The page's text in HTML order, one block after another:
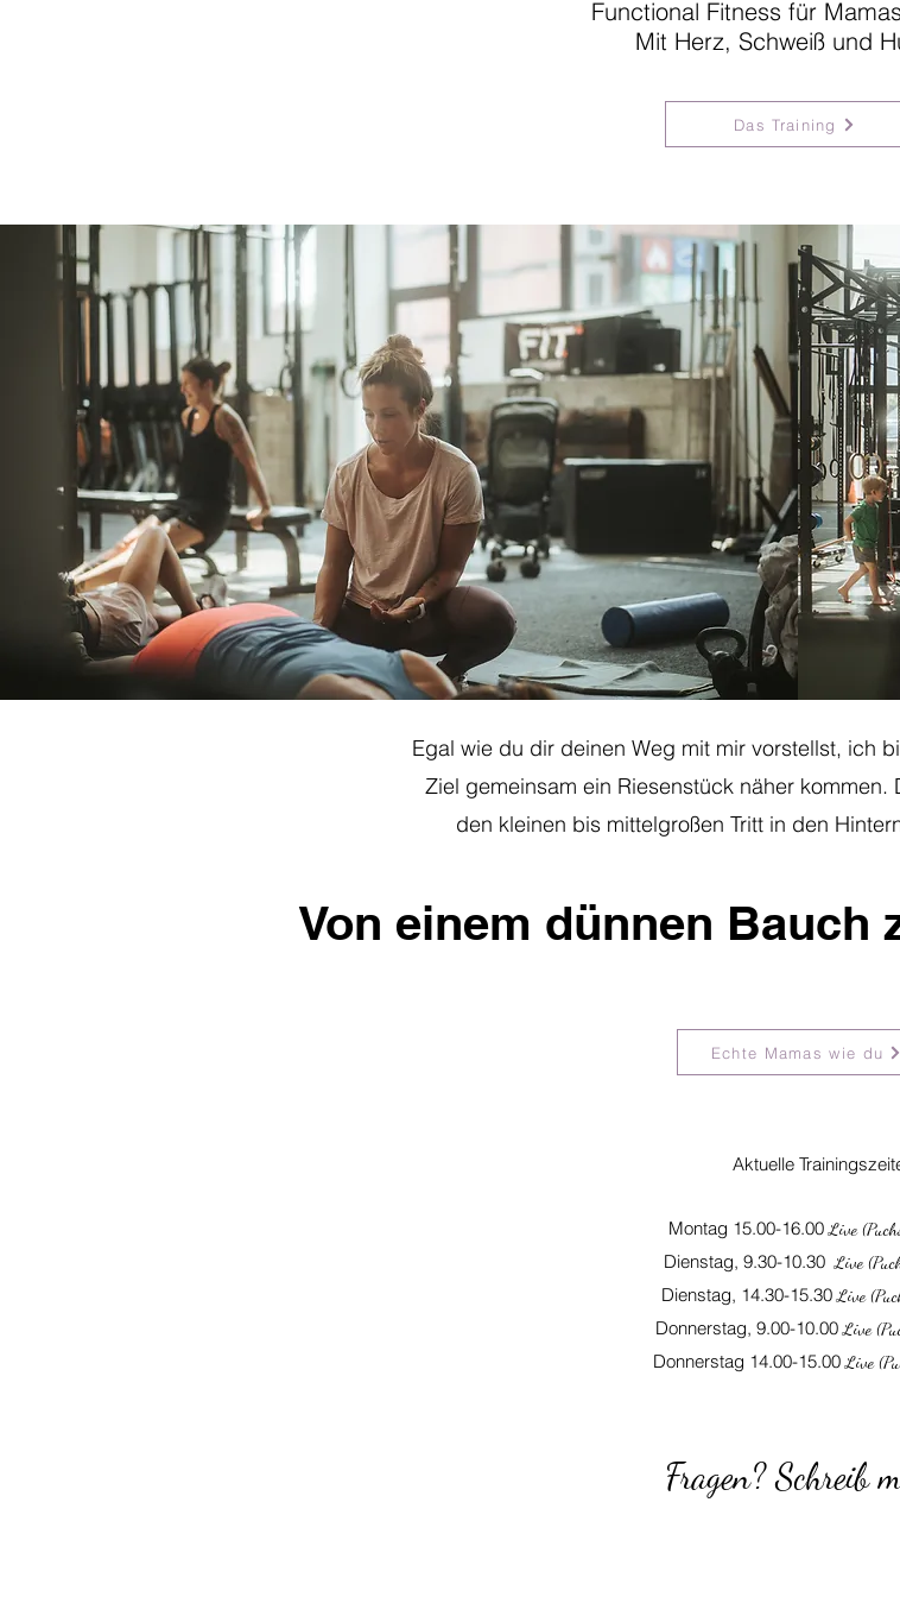
Das Training
Functional Fitness für
Mit Herz, Schweiß und
Egal wie du dir deinen Weg mit mir vorstellst, ich
Ziel gemeinsam ein Riesenstück näher kommen.
den kleinen bis mittelgroßen Tritt in den
Von einem dünnen Bauch
Echte Mamas wie du
Aktuelle
Montag 15.00-16.00Live
Dienstag, 9.30-10.30Live
Dienstag, 14.30-15.30Live
Donnerstag, 9.00-10.00Live
Donnerstag 14.00-15.00Live
Fragen? Schreib